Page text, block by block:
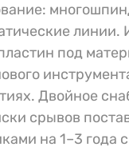
линии.
под
Двойное
срывов
на 1–3 года